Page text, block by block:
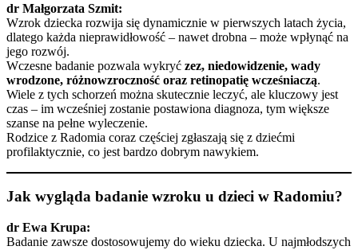
dr Małgorzata Szmit:
Wzrok dziecka rozwija się dynamicznie w pierwszych latach życia,
dlatego każda nieprawidłowość – nawet drobna – może wpłynąć na
jego rozwój.
Wczesne badanie pozwala wykryć zez, niedowidzenie, wady
wrodzone, różnowzroczność oraz retinopatię wcześniaczą.
Wiele z tych schorzeń można skutecznie leczyć, ale kluczowy jest
czas – im wcześniej zostanie postawiona diagnoza, tym większe
szanse na pełne wyleczenie.
Rodzice z Radomia coraz częściej zgłaszają się z dziećmi
profilaktycznie, co jest bardzo dobrym nawykiem.
Jak wygląda badanie wzroku u dzieci w Radomiu?
dr Ewa Krupa:
Badanie zawsze dostosowujemy do wieku dziecka. U najmłodszych